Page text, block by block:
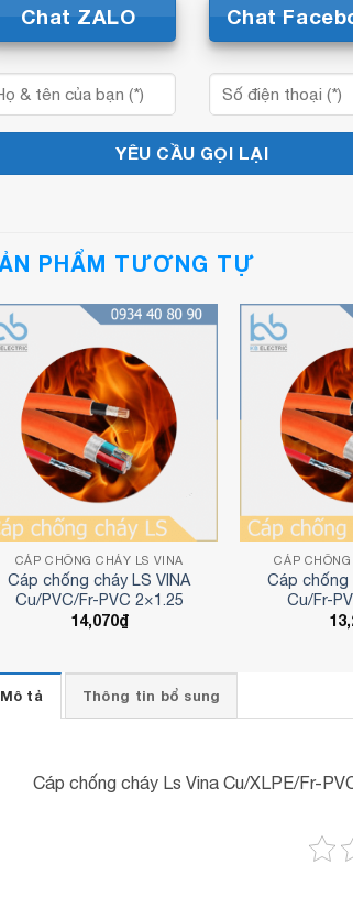
Chat ZALO Chat
PHẨM TƯƠNG TỰ
CÁP CHỐNG CHÁY LS VINA
Cáp chống cháy LS VINA
Cu/PVC/Fr-PVC 2×1.25
14,070₫
CÁP
Cáp chống
Cu/Fr-
Mô tả Thông tin bổ sung
Cáp chống cháy Ls Vina Cu/XLPE/Fr-